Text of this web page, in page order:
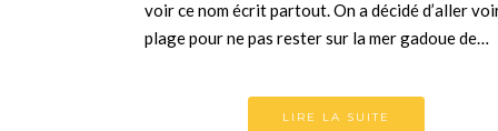
voir ce nom écrit partout. On a décidé d’aller
plage pour ne pas rester sur la mer gadoue de…
LIRE LA SUITE